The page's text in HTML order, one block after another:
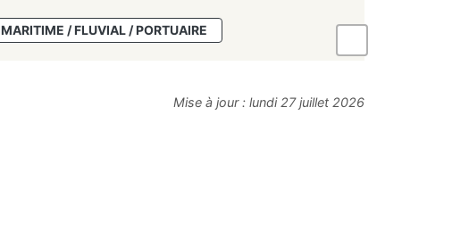
MARITIME / FLUVIAL / PORTUAIRE
Mise à jour : lundi 27 juillet 2026